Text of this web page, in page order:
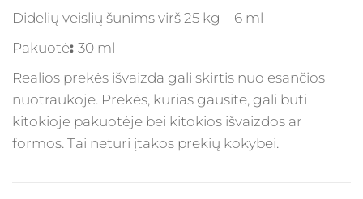
Didelių veislių šunims virš 25 kg – 6 ml
Pakuotė: 30 ml
Realios prekės išvaizda gali skirtis nuo esančios
nuotraukoje. Prekės, kurias gausite, gali būti
kitokioje pakuotėje bei kitokios išvaizdos ar
formos. Tai neturi įtakos prekių kokybei.